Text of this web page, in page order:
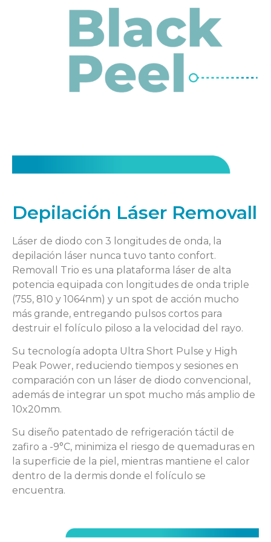
Depilación Láser Removall
Láser de diodo con 3 longitudes de onda, la
depilación láser nunca tuvo tanto confort.
Removall Trio es una plataforma láser de alta
potencia equipada con longitudes de onda triple
(755, 810 y 1064nm) y un spot de acción mucho
más grande, entregando pulsos cortos para
destruir el folículo piloso a la velocidad del rayo.
Su tecnología adopta Ultra Short Pulse y High
Peak Power, reduciendo tiempos y sesiones en
comparación con un láser de diodo convencional,
además de integrar un spot mucho más amplio de
10x20mm.
Su diseño patentado de refrigeración táctil de
zafiro a -9°C, minimiza el riesgo de quemaduras en
la superficie de la piel, mientras mantiene el calor
dentro de la dermis donde el folículo se
encuentra.